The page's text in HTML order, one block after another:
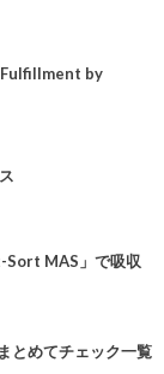
Fulfillment by
Sort MAS」で吸収
とめてチェック一覧